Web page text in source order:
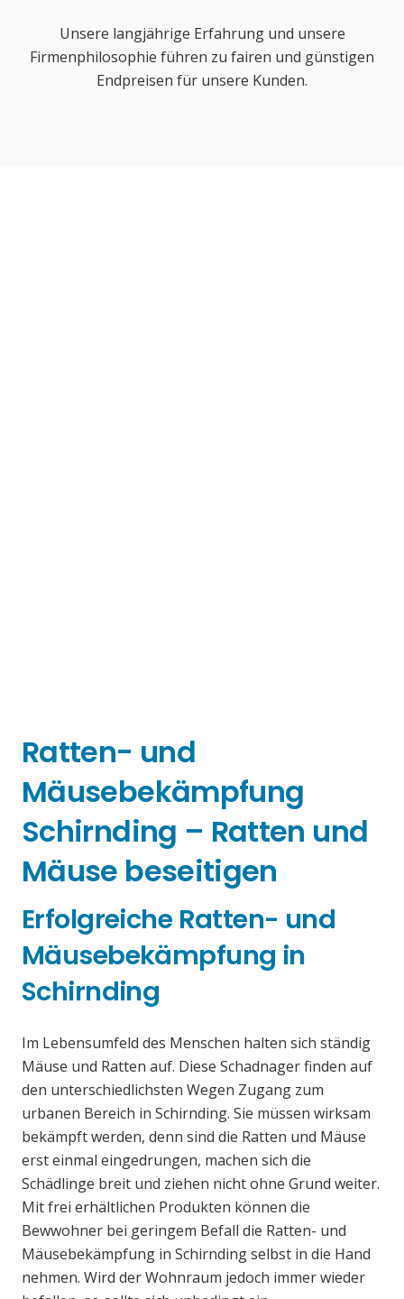
Unsere langjährige Erfahrung und unsere
Firmenphilosophie führen zu fairen und günstigen
Endpreisen für unsere Kunden.
Ratten- und
Mäusebekämpfung
Schirnding – Ratten und
Mäuse beseitigen
Erfolgreiche Ratten- und
Mäusebekämpfung in
Schirnding
Im Lebensumfeld des Menschen halten sich ständig
Mäuse und Ratten auf. Diese Schadnager finden auf
den unterschiedlichsten Wegen Zugang zum
urbanen Bereich in Schirnding. Sie müssen wirksam
bekämpft werden, denn sind die Ratten und Mäuse
erst einmal eingedrungen, machen sich die
Schädlinge breit und ziehen nicht ohne Grund weiter.
Mit frei erhältlichen Produkten können die
Bewwohner bei geringem Befall die Ratten- und
Mäusebekämpfung in Schirnding selbst in die Hand
nehmen. Wird der Wohnraum jedoch immer wieder